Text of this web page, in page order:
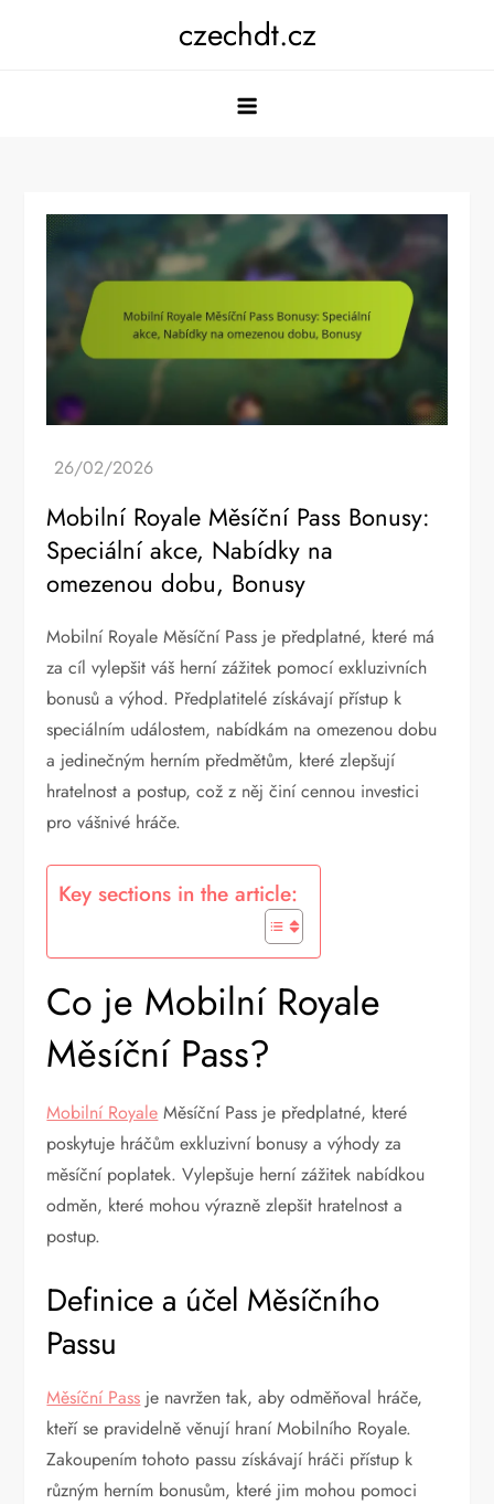
czechdt.cz
Mobilní Royale Měsíční Pass Bonusy:
Speciální akce, Nabídky na
omezenou dobu, Bonusy
Mobilní Royale Měsíční Pass je předplatné, které má
za cíl vylepšit váš herní zážitek pomocí exkluzivních
bonusů a výhod. Předplatitelé získávají přístup k
speciálním událostem, nabídkám na omezenou dobu
a jedinečným herním předmětům, které zlepšují
hratelnost a postup, což z něj činí cennou investici
pro vášnivé hráče.
Key sections in the article:
Co je Mobilní Royale
Měsíční Pass?
Mobilní Royale Měsíční Pass je předplatné, které
poskytuje hráčům exkluzivní bonusy a výhody za
měsíční poplatek. Vylepšuje herní zážitek nabídkou
odměn, které mohou výrazně zlepšit hratelnost a
postup.
Definice a účel Měsíčního
Passu
Měsíční Pass je navržen tak, aby odměňoval hráče,
kteří se pravidelně věnují hraní Mobilního Royale.
Zakoupením tohoto passu získávají hráči přístup k
různým herním bonusům, které jim mohou pomoci